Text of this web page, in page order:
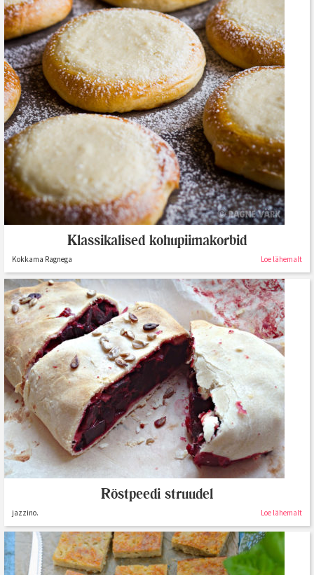
Klassikalised kohupiimakorbid
Kokkama Ragnega Loe lähemalt
Röstpeedi struudel
jazzino. Loe lähemalt